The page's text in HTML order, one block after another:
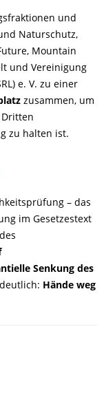
und
Naturschutz,
Mountain
und Vereinigung
e. V. zu einer
zusammen, um
zu halten ist.
– das
im Gesetzestext
Senkung des
Hände weg